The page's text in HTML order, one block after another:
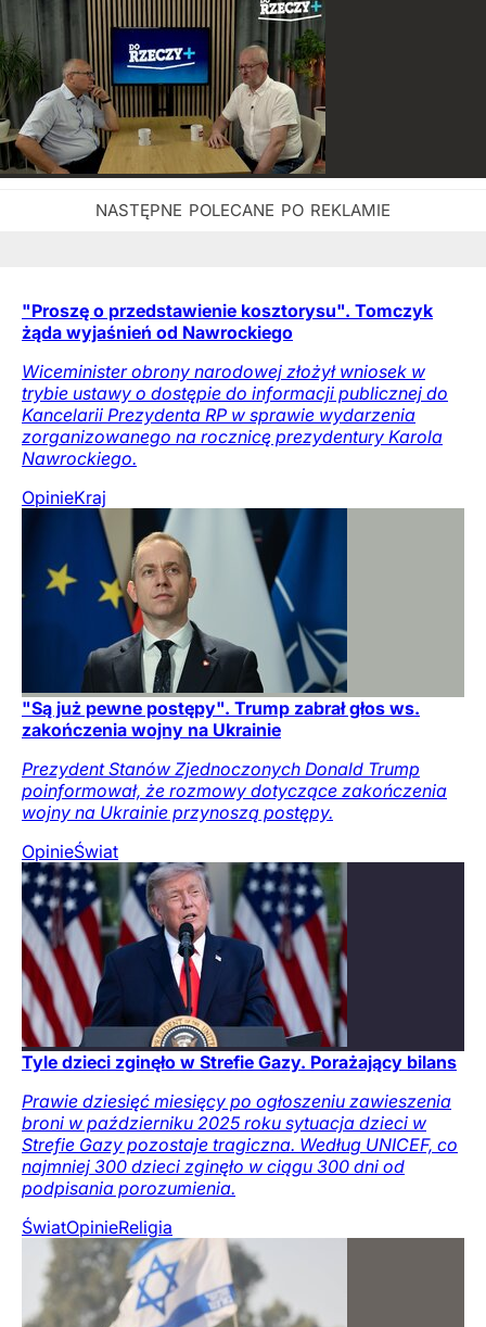
"Proszę o przedstawienie kosztorysu". Tomczyk
żąda wyjaśnień od Nawrockiego
Wiceminister obrony narodowej złożył wniosek w
trybie ustawy o dostępie do informacji publicznej do
Kancelarii Prezydenta RP w sprawie wydarzenia
zorganizowanego na rocznicę prezydentury Karola
Nawrockiego.
OpinieKraj
"Są już pewne postępy". Trump zabrał głos ws.
zakończenia wojny na Ukrainie
Prezydent Stanów Zjednoczonych Donald Trump
poinformował, że rozmowy dotyczące zakończenia
wojny na Ukrainie przynoszą postępy.
OpinieŚwiat
Tyle dzieci zginęło w Strefie Gazy. Porażający bilans
Prawie dziesięć miesięcy po ogłoszeniu zawieszenia
broni w październiku 2025 roku sytuacja dzieci w
Strefie Gazy pozostaje tragiczna. Według UNICEF, co
najmniej 300 dzieci zginęło w ciągu 300 dni od
podpisania porozumienia.
ŚwiatOpinieReligia